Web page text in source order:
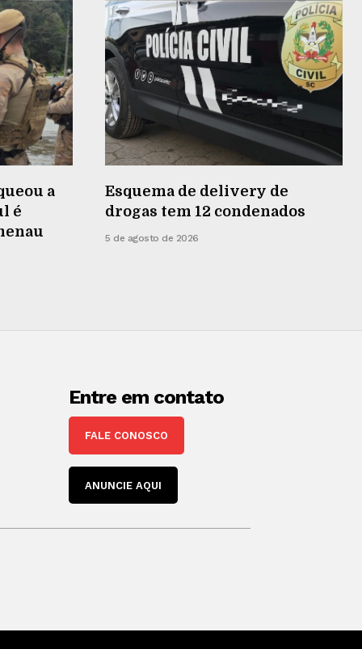
a
é
Esquema de delivery de
drogas tem 12 condenados
5 de agosto de 2026
Entre em contato
FALE CONOSCO
ANUNCIE AQUI